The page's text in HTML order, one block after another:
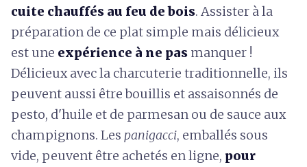
cuite chauffés au feu de bois. Assister à la
préparation de ce plat simple mais délicieux
est une expérience à ne pas manquer !
Délicieux avec la charcuterie traditionnelle, ils
peuvent aussi être bouillis et assaisonnés de
pesto, d'huile et de parmesan ou de sauce aux
champignons. Les panigacci, emballés sous
vide, peuvent être achetés en ligne, pour